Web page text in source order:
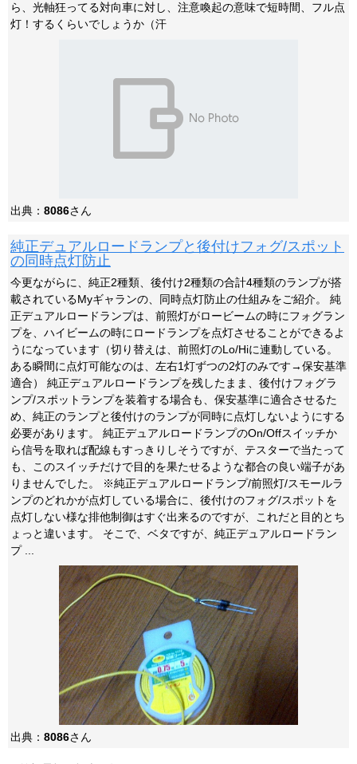
ら、光軸狂ってる対向車に対し、注意喚起の意味で短時間、フル点
灯！するくらいでしょうか（汗
出典： 8086さん
純正デュアルロードランプと後付けフォグ/スポット
の同時点灯防止
今更ながらに、純正2種類、後付け2種類の合計4種類のランプが搭
載されているMyギャランの、同時点灯防止の仕組みをご紹介。 純
正デュアルロードランプは、前照灯がロービームの時にフォグラン
プを、ハイビームの時にロードランプを点灯させることができるよ
うになっています（切り替えは、前照灯のLo/Hiに連動している。
ある瞬間に点灯可能なのは、左右1灯ずつの2灯のみです→保安基準
適合） 純正デュアルロードランプを残したまま、後付けフォグラ
ンプ/スポットランプを装着する場合も、保安基準に適合させるた
め、純正のランプと後付けのランプが同時に点灯しないようにする
必要があります。 純正デュアルロードランプのOn/Offスイッチか
ら信号を取れば配線もすっきりしそうですが、テスターで当たって
も、このスイッチだけで目的を果たせるような都合の良い端子があ
りませんでした。 ※純正デュアルロードランプ/前照灯/スモールラ
ンプのどれかが点灯している場合に、後付けのフォグ/スポットを
点灯しない様な排他制御はすぐ出来るのですが、これだと目的とち
ょっと違います。 そこで、ベタですが、純正デュアルロードラン
プ ...
出典： 8086さん